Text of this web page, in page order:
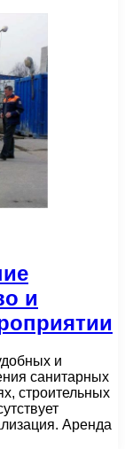
и
и
санитарных
строительных
Аренда